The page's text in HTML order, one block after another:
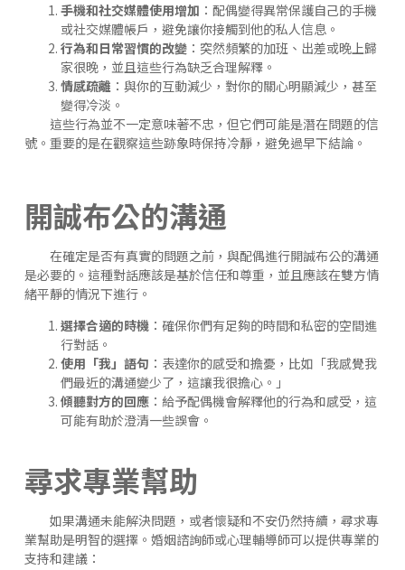
手機和社交媒體使用增加 ：配偶變得異常保護自己的手機
或社交媒體帳戶，避免讓你接觸到他的私人信息。
行為和日常習慣的改變：突然頻繁的加班、出差或晚上歸
家很晚，並且這些行為缺乏合理解釋。
情感疏離：與你的互動減少，對你的關心明顯減少，甚至
變得冷淡。
這些行為並不一定意味著不忠，但它們可能是潛在問題的信
號。重要的是在觀察這些跡象時保持冷靜，避免過早下結論。
開誠布公的溝通
在確定是否有真實的問題之前，與配偶進行開誠布公的溝通
是必要的。這種對話應該是基於信任和尊重，並且應該在雙方情
緒平靜的情況下進行。
選擇合適的時機：確保你們有足夠的時間和私密的空間進
行對話。
使用「我」語句 ：表達你的感受和擔憂，比如「我感覺我
們最近的溝通變少了，這讓我很擔心。」
傾聽對方的回應：給予配偶機會解釋他的行為和感受，這
可能有助於澄清一些誤會。
尋求專業幫助
如果溝通未能解決問題，或者懷疑和不安仍然持續，尋求專
業幫助是明智的選擇。婚姻諮詢師或心理輔導師可以提供專業的
支持和建議：